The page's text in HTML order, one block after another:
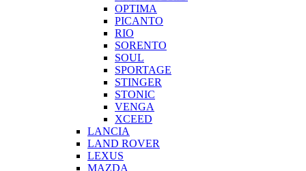
OPTIMA
PICANTO
RIO
SORENTO
SOUL
SPORTAGE
STINGER
STONIC
VENGA
XCEED
LANCIA
LAND ROVER
LEXUS
MAZDA